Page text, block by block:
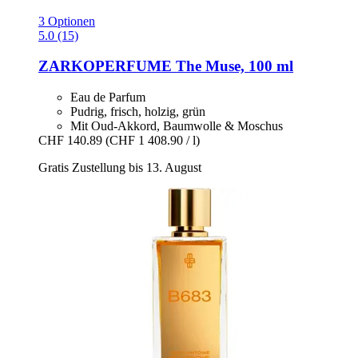
3 Optionen
5.0 (15)
ZARKOPERFUME The Muse, 100 ml
Eau de Parfum
Pudrig, frisch, holzig, grün
Mit Oud-Akkord, Baumwolle & Moschus
CHF 140.89 (CHF 1 408.90 / l)
Gratis Zustellung bis 13. August